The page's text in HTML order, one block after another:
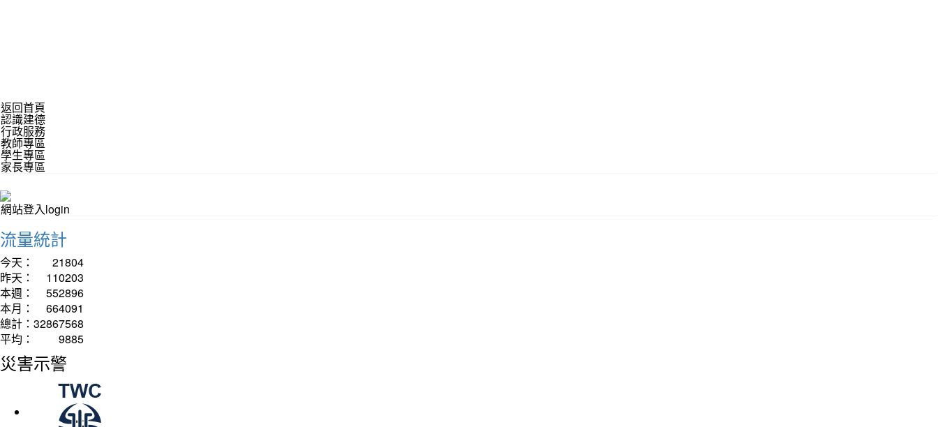
返回首頁
認識建德
行政服務
教師專區
學生專區
家長專區
網站登入login
流量統計
今天：
21804
昨天：
110203
本週：
552896
本月：
664091
總計： 32867568
平均：
9885
災害示警